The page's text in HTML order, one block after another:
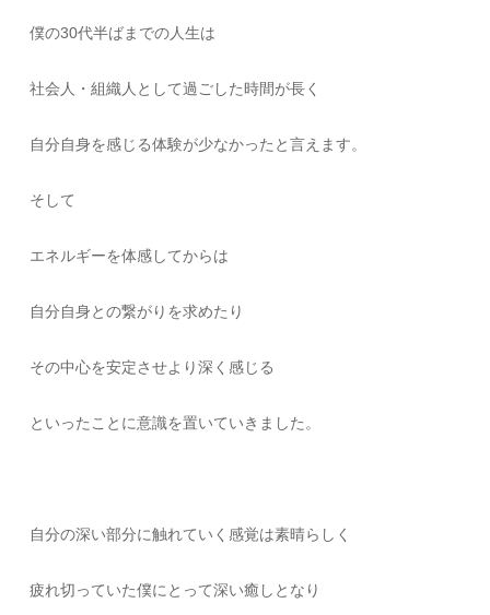
僕の30代半ばまでの人生は
社会人・組織人として過ごした時間が長く
自分自身を感じる体験が少なかったと言えます。
そして
エネルギーを体感してからは
自分自身との繋がりを求めたり
その中心を安定させより深く感じる
といったことに意識を置いていきました。
自分の深い部分に触れていく感覚は素晴らしく
疲れ切っていた僕にとって深い癒しとなり